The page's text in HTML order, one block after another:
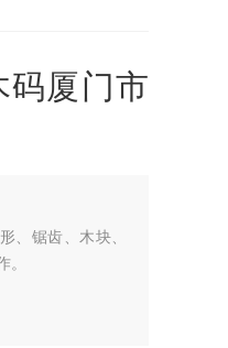
码厦门市
、锯齿、木块、